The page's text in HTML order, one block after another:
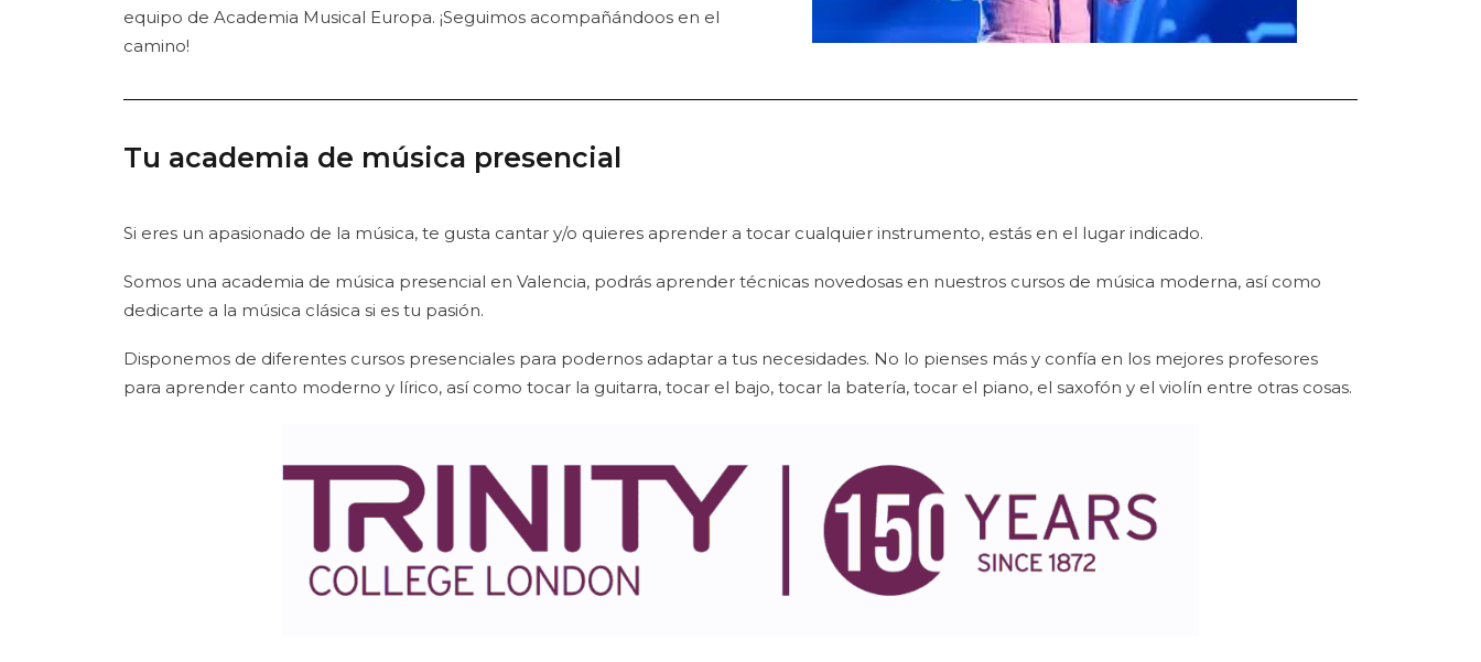
equipo de Academia Musical Europa. ¡Seguimos acompañándoos en el
camino!
Tu academia de música presencial
Si eres un apasionado de la música, te gusta cantar y/o quieres aprender a tocar cualquier instrumento, estás en el lugar indicado.
Somos una academia de música presencial en Valencia, podrás aprender técnicas novedosas en nuestros cursos de música moderna, así como
dedicarte a la música clásica si es tu pasión.
Disponemos de diferentes cursos presenciales para podernos adaptar a tus necesidades. No lo pienses más y confía en los mejores profesores
para aprender canto moderno y lírico, así como tocar la guitarra, tocar el bajo, tocar la batería, tocar el piano, el saxofón y el violín entre otras cosas.